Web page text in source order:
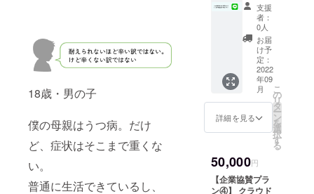
18歳・男の子
僕の母親はうつ病。だけ
ど、症状はそこまで重くな
い。
普通に生活できているし、
デザイ
ンをお
選びい
ただく
ことは
できま
せん。
※発注の
都合
上、お
届け予
なるこ
りま
ファイ
ル・ピ
ンバッ
ジ・T
シャ
ツ・
パー
カーの
サイズ
は本文
内「リ
ご確認
い ※ク
（オフ
ライン
の場
合） ・
実施場
所：未
定（ご
指定い
ただい
た場所
ていた
す。）
施いた
しま
す。 受
講日程
はプロ
ジェク
ト終了
後メー
ルにて
調整さ
せてい
ワーク
プにつ
方自治
体様向
けにヤ
ングケ
アラー
向け
LINE相
談窓口
導入プ
ランに
なりま
ケア
LINE相
支援
者：
0人
お届
け予
定：
2022
年09
月
詳細を見る
こ
の
リ
タ
ー
ン
を
選
択
す
る
50,000円
【企業協賛プラ
ン④】 クラウド